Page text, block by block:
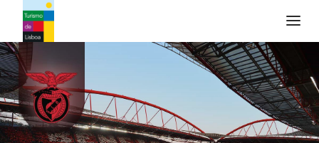
Logo de Turismo de Lisboa